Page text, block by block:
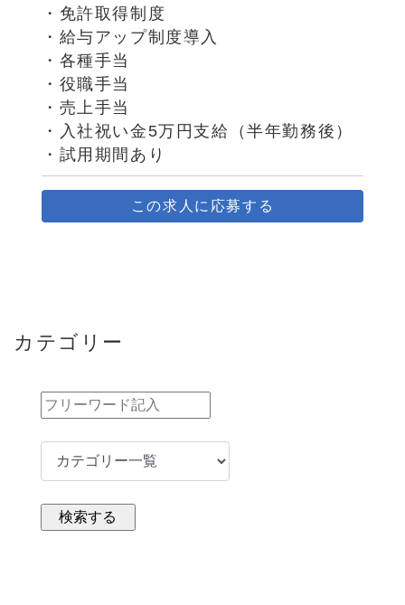
・免許取得制度
・給与アップ制度導入
・各種手当
・役職手当
・売上手当
・入社祝い金5万円支給（半年勤務後）
・試用期間あり
この求人に応募する
カテゴリー